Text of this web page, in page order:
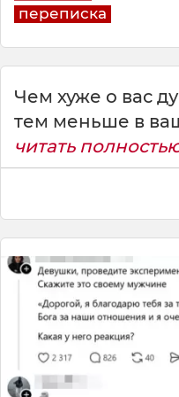
переписка
Чем хуже о вас
тем меньше в
читать